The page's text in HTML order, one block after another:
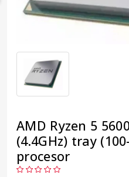
AMD Ryzen 5
(4.4GHz) tray
procesor